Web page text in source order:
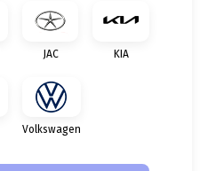
JAC KIA
Volkswagen